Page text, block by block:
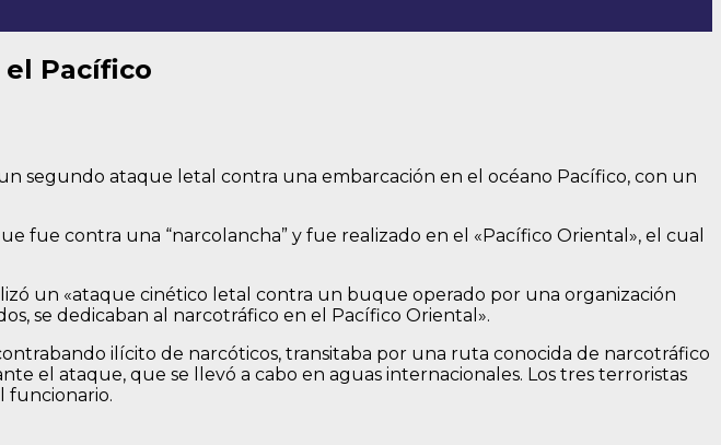
el Pacífico
segundo ataque letal contra una embarcación en el océano Pacífico, con un
fue contra una “narcolancha” y fue realizado en el «Pacífico Oriental», el cual
un «ataque cinético letal contra un buque operado por una organización
se dedicaban al narcotráfico en el Pacífico Oriental».
ilícito de narcóticos, transitaba por una ruta conocida de narcotráfico
el ataque, que se llevó a cabo en aguas internacionales. Los tres terroristas
funcionario.